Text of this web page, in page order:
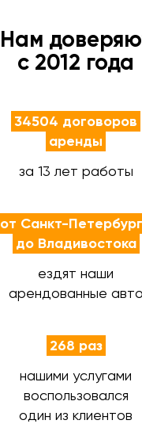
Нам
с 2012 года
34504 договоров
аренды
за 13 лет работы
от Санкт-
до Владивостока
ездят наши
арендованные авто
268 раз
нашими услугами
воспользовался
один из клиентов